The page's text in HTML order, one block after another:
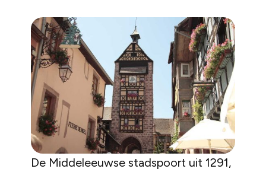
De Middeleeuwse stadspoort uit 1291,